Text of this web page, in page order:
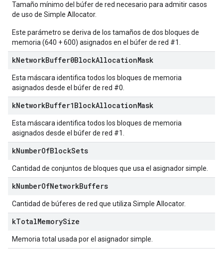
Tamaño mínimo del búfer de red necesario para admitir casos
de uso de Simple Allocator.
Este parámetro se deriva de los tamaños de dos bloques de
memoria (640 + 600) asignados en el búfer de red #1.
kNetworkBuffer0BlockAllocationMask
Esta máscara identifica todos los bloques de memoria
asignados desde el búfer de red #0.
kNetworkBuffer1BlockAllocationMask
Esta máscara identifica todos los bloques de memoria
asignados desde el búfer de red #1.
kNumberOfBlockSets
Cantidad de conjuntos de bloques que usa el asignador simple.
kNumberOfNetworkBuffers
Cantidad de búferes de red que utiliza Simple Allocator.
kTotalMemorySize
Memoria total usada por el asignador simple.